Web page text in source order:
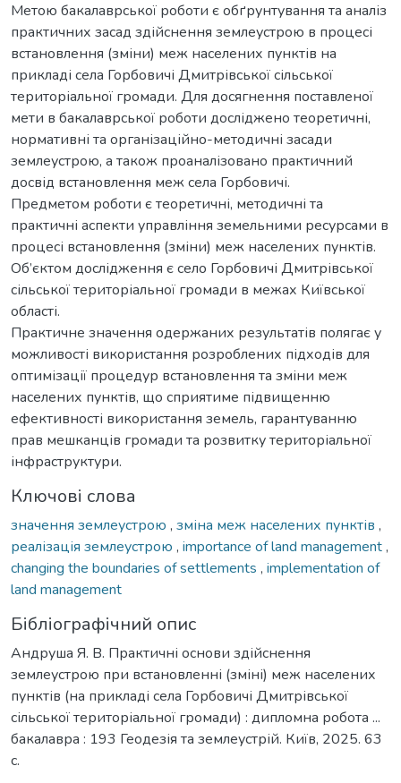
Метою бакалаврської роботи є обґрунтування та аналіз
практичних засад здійснення землеустрою в процесі
встановлення (зміни) меж населених пунктів на
прикладі села Горбовичі Дмитрівської сільської
територіальної громади. Для досягнення поставленої
мети в бакалаврської роботи досліджено теоретичні,
нормативні та організаційно-методичні засади
землеустрою, а також проаналізовано практичний
досвід встановлення меж села Горбовичі.
Предметом роботи є теоретичні, методичні та
практичні аспекти управління земельними ресурсами в
процесі встановлення (зміни) меж населених пунктів.
Об’єктом дослідження є село Горбовичі Дмитрівської
сільської територіальної громади в межах Київської
області.
Практичне значення одержаних результатів полягає у
можливості використання розроблених підходів для
оптимізації процедур встановлення та зміни меж
населених пунктів, що сприятиме підвищенню
ефективності використання земель, гарантуванню
прав мешканців громади та розвитку територіальної
інфраструктури.
Ключові слова
значення землеустрою , зміна меж населених пунктів ,
реалізація землеустрою , importance of land management,
сhanging the boundaries of settlements , implementation of
land management
Бібліографічний опис
Андруша Я. В. Практичні основи здійснення
землеустрою при встановленні (зміні) меж населених
пунктів (на прикладі села Горбовичі Дмитрівської
сільської територіальної громади) : дипломна робота ...
бакалавра : 193 Геодезія та землеустрій. Київ, 2025. 63
с.